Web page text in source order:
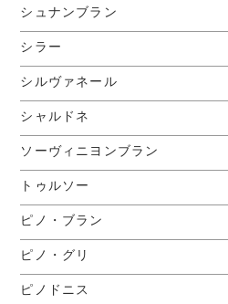
シュナンブラン
シラー
シルヴァネール
シャルドネ
ソーヴィニヨンブラン
トゥルソー
ピノ・ブラン
ピノ・グリ
ピノドニス